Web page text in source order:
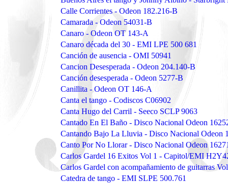
Calle Corrientes - Odeon 182.216-B
Camarada - Odeon 54031-B
Canaro - Odeon OT 143-A
Canaro década del 30 - EMI LPE 500 681
Canción de ausencia - OMI 50941
Cancion Desesperada - Odeon 204.140-B
Canción desesperada - Odeon 5277-B
Canillita - Odeon OT 146-A
Canta el tango - Codiscos C06902
Canta Hugo del Carril - Seeco SCLP 9063
Cantado En El Baño - Disco Nacional Odeon
Cantando Bajo La Lluvia - Disco Nacional Odeon
Canto Por No Llorar - Disco Nacional Odeon
Carlos Gardel 16 Exitos Vol 1 - Capitol/EMI
Carlos Gardel con acompañamiento de guitarras
Catedra de tango - EMI SLPE 500.761